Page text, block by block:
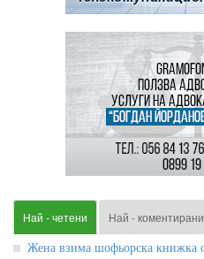
Най - четени Най - коментирани
Жена взима шофьорска книжка